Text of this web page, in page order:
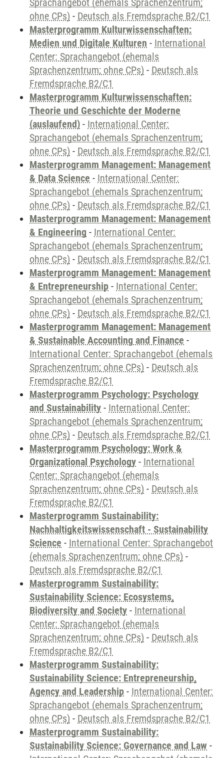
Sprachangebot (ehemals Sprachenzentrum;
ohne CPs) - Deutsch als Fremdsprache B2/C1
Masterprogramm Kulturwissenschaften:
Medien und Digitale Kulturen - International
Center: Sprachangebot (ehemals
Sprachenzentrum; ohne CPs) - Deutsch als
Fremdsprache B2/C1
Masterprogramm Kulturwissenschaften:
Theorie und Geschichte der Moderne
(auslaufend) - International Center:
Sprachangebot (ehemals Sprachenzentrum;
ohne CPs) - Deutsch als Fremdsprache B2/C1
Masterprogramm Management: Management
& Data Science - International Center:
Sprachangebot (ehemals Sprachenzentrum;
ohne CPs) - Deutsch als Fremdsprache B2/C1
Masterprogramm Management: Management
& Engineering - International Center:
Sprachangebot (ehemals Sprachenzentrum;
ohne CPs) - Deutsch als Fremdsprache B2/C1
Masterprogramm Management: Management
& Entrepreneurship - International Center:
Sprachangebot (ehemals Sprachenzentrum;
ohne CPs) - Deutsch als Fremdsprache B2/C1
Masterprogramm Management: Management
& Sustainable Accounting and Finance -
International Center: Sprachangebot (ehemals
Sprachenzentrum; ohne CPs) - Deutsch als
Fremdsprache B2/C1
Masterprogramm Psychology: Psychology
and Sustainability - International Center:
Sprachangebot (ehemals Sprachenzentrum;
ohne CPs) - Deutsch als Fremdsprache B2/C1
Masterprogramm Psychology: Work &
Organizational Psychology - International
Center: Sprachangebot (ehemals
Sprachenzentrum; ohne CPs) - Deutsch als
Fremdsprache B2/C1
Masterprogramm Sustainability:
Nachhaltigkeitswissenschaft - Sustainability
Science - International Center: Sprachangebot
(ehemals Sprachenzentrum; ohne CPs) -
Deutsch als Fremdsprache B2/C1
Masterprogramm Sustainability:
Sustainability Science: Ecosystems,
Biodiversity and Society - International
Center: Sprachangebot (ehemals
Sprachenzentrum; ohne CPs) - Deutsch als
Fremdsprache B2/C1
Masterprogramm Sustainability:
Sustainability Science: Entrepreneurship,
Agency and Leadership - International Center:
Sprachangebot (ehemals Sprachenzentrum;
ohne CPs) - Deutsch als Fremdsprache B2/C1
Masterprogramm Sustainability:
Sustainability Science: Governance and Law -